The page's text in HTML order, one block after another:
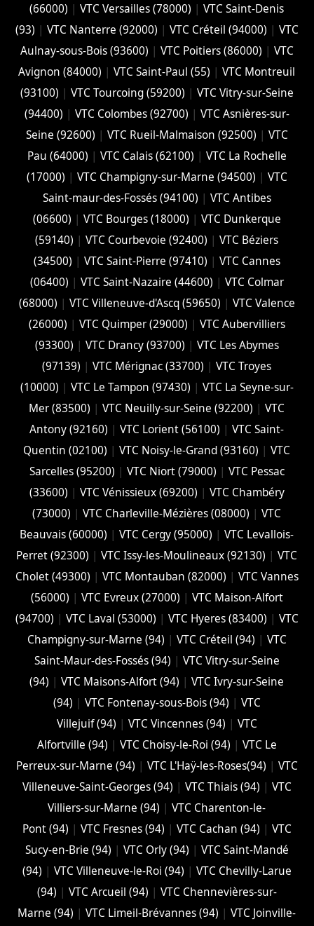
(66000) |VTC Versailles (‎78000) |VTC Saint-Denis
(93) | VTC Nanterre (92000) | VTC Créteil (94000) | VTC
Aulnay-sous-Bois (93600) | VTC Poitiers (86000) | VTC
Avignon (84000) |VTC Saint-Paul (55) |VTC Montreuil
(93100) | VTC Tourcoing (59200) | VTC Vitry-sur-Seine
(94400) | VTC Colombes (92700) | VTC Asnières-sur-
Seine (92600) | VTC Rueil-Malmaison (92500) | VTC
Pau (64000) | VTC Calais (‎62100) | VTC La Rochelle
(17000) | VTC Champigny-sur-Marne (94500) | VTC
Saint-maur-des-Fossés (94100) | VTC Antibes
(06600) | VTC Bourges (18000) | VTC Dunkerque
(59140) |VTC Courbevoie (92400) |VTC Béziers
(34500) | VTC Saint-Pierre (97410) | VTC Cannes
(06400) | VTC Saint-Nazaire (44600) | VTC Colmar
(68000) | VTC Villeneuve-d'Ascq (59650) | VTC Valence
(26000) | VTC Quimper (29000) | VTC Aubervilliers
(93300) | VTC Drancy (93700) | VTC Les Abymes
(97139) |VTC Mérignac (33700) |VTC Troyes
(10000) | VTC Le Tampon (97430) | VTC La Seyne-sur-
Mer (83500) |VTC Neuilly-sur-Seine (92200) |VTC
Antony (92160) |VTC Lorient (56100) |VTC Saint-
Quentin (02100) |VTC Noisy-le-Grand (93160) |VTC
Sarcelles (95200) | VTC Niort (‎79000) | VTC Pessac
(33600) | VTC Vénissieux (69200) | VTC Chambéry
(‎73000) |VTC Charleville-Mézières (08000) |VTC
Beauvais (60000) |VTC Cergy (95000) |VTC Levallois-
Perret (92300) |VTC Issy-les-Moulineaux (92130) |VTC
Cholet (‎49300) | VTC Montauban (82000) | VTC Vannes
(56000) | VTC Evreux (27000) | VTC Maison-Alfort
(94700) | VTC Laval (53000) | VTC Hyeres (‎83400) | VTC
Champigny-sur-Marne (94) | VTC Créteil (94) | VTC
Saint-Maur-des-Fossés (94) | VTC Vitry-sur-Seine
(94) |VTC Maisons-Alfort (94) |VTC Ivry-sur-Seine
(94) | VTC Fontenay-sous-Bois (94) | VTC
Villejuif (94) | VTC Vincennes (94) | VTC
Alfortville (94) | VTC Choisy-le-Roi (94) | VTC Le
Perreux-sur-Marne (94) | VTC L'Haÿ-les-Roses(94) | VTC
Villeneuve-Saint-Georges (94) | VTC Thiais (94) | VTC
Villiers-sur-Marne (94) |VTC Charenton-le-
Pont (94) | VTC Fresnes (94) | VTC Cachan (94) | VTC
Sucy-en-Brie (94) | VTC Orly (94) | VTC Saint-Mandé
(94) | VTC Villeneuve-le-Roi (94) | VTC Chevilly-Larue
(94) | VTC Arcueil (94) | VTC Chennevières-sur-
Marne (94) |VTC Limeil-Brévannes (94) |VTC Joinville-